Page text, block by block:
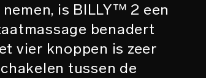
is BILLY™ 2 een
benadert
vier knoppen is zeer
tussen de